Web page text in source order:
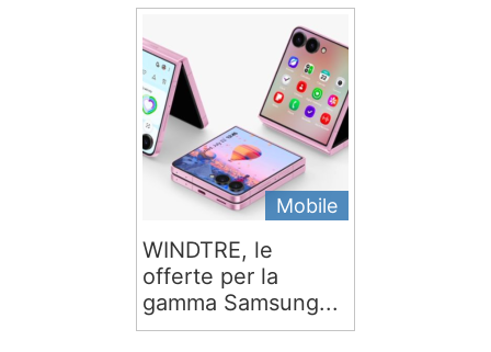
Mobile
WINDTRE, le
offerte per la
gamma Samsung...